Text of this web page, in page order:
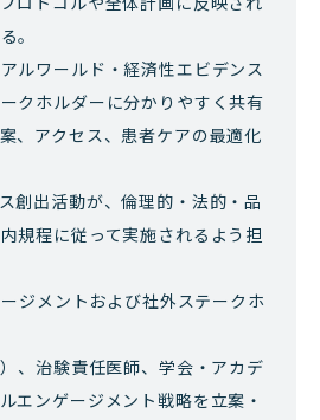
。
ルワールド・経済性エビデンス
クホルダーに分かりやすく共有
、アクセス、患者ケアの最適化
創出活動が、倫理的・法的・品
規程に従って実施されるよう担
ジメントおよび社外ステークホ
、治験責任医師、学会・アカデ
エンゲージメント戦略を立案・